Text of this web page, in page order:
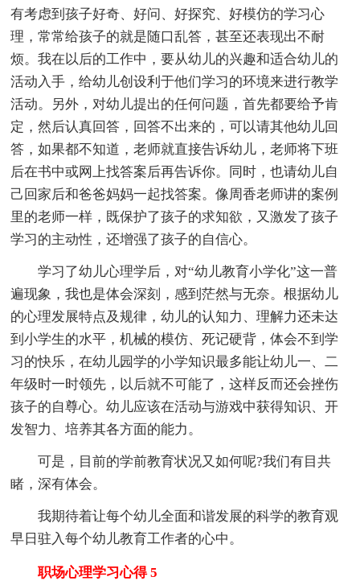
有考虑到孩子好奇、好问、好探究、好模仿的学习心
理，常常给孩子的就是随口乱答，甚至还表现出不耐
烦。我在以后的工作中，要从幼儿的兴趣和适合幼儿的
活动入手，给幼儿创设利于他们学习的环境来进行教学
活动。另外，对幼儿提出的任何问题，首先都要给予肯
定，然后认真回答，回答不出来的，可以请其他幼儿回
答，如果都不知道，老师就直接告诉幼儿，老师将下班
后在书中或网上找答案后再告诉你。同时，也请幼儿自
己回家后和爸爸妈妈一起找答案。像周香老师讲的案例
里的老师一样，既保护了孩子的求知欲，又激发了孩子
学习的主动性，还增强了孩子的自信心。
学习了幼儿心理学后，对“幼儿教育小学化”这一普
遍现象，我也是体会深刻，感到茫然与无奈。根据幼儿
的心理发展特点及规律，幼儿的认知力、理解力还未达
到小学生的水平，机械的模仿、死记硬背，体会不到学
习的快乐，在幼儿园学的小学知识最多能让幼儿一、二
年级时一时领先，以后就不可能了，这样反而还会挫伤
孩子的自尊心。幼儿应该在活动与游戏中获得知识、开
发智力、培养其各方面的能力。
可是，目前的学前教育状况又如何呢?我们有目共
睹，深有体会。
我期待着让每个幼儿全面和谐发展的科学的教育观
早日驻入每个幼儿教育工作者的心中。
职场心理学习心得 5